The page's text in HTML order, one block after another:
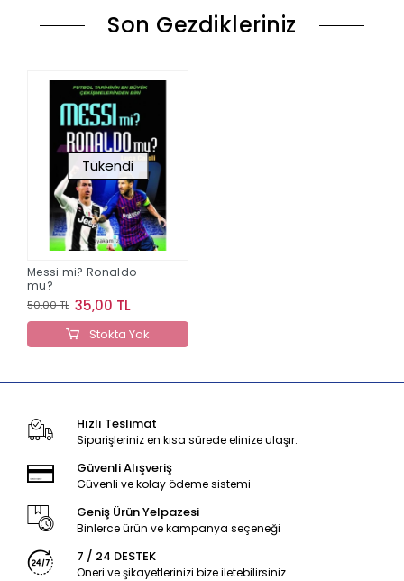
Son Gezdikleriniz
Tükendi
Messi mi? Ronaldo
mu?
50,00 TL 35,00 TL
Stokta Yok
Hızlı Teslimat
Siparişleriniz en kısa sürede elinize ulaşır.
Güvenli Alışveriş
Güvenli ve kolay ödeme sistemi
Geniş Ürün Yelpazesi
Binlerce ürün ve kampanya seçeneği
7 / 24 DESTEK
Öneri ve şikayetlerinizi bize iletebilirsiniz.